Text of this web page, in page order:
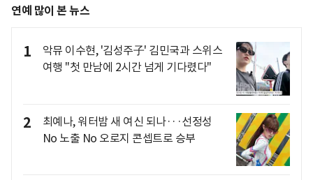
연예 많이 본 뉴스
1
악뮤 이수현, '김성주子' 김민국과 스위스
여행 "첫 만남에 2시간 넘게 기다렸다"
2
최예나, 워터밤 새 여신 되나···선정성
No 노출 No 오로지 콘셉트로 승부